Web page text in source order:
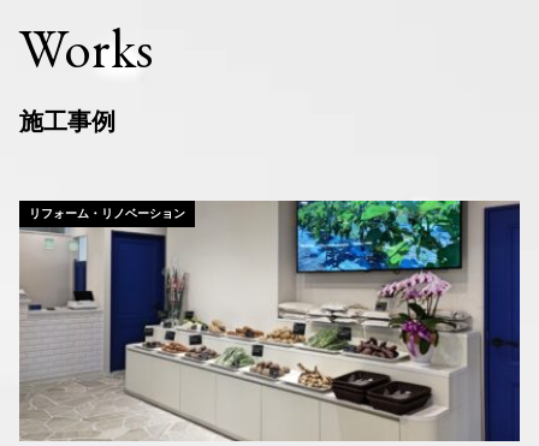
Works
施工事例
リフォーム・リノベーション